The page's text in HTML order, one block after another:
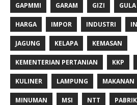
GAPMMI GARAM GIZI GULA
HARGA IMPOR INDUSTRI
JAGUNG KELAPA KEMASAN
KEMENTERIAN PERTANIAN KKP
KULINER LAMPUNG MAKANAN
MINUMAN MSI NTT PABRIK